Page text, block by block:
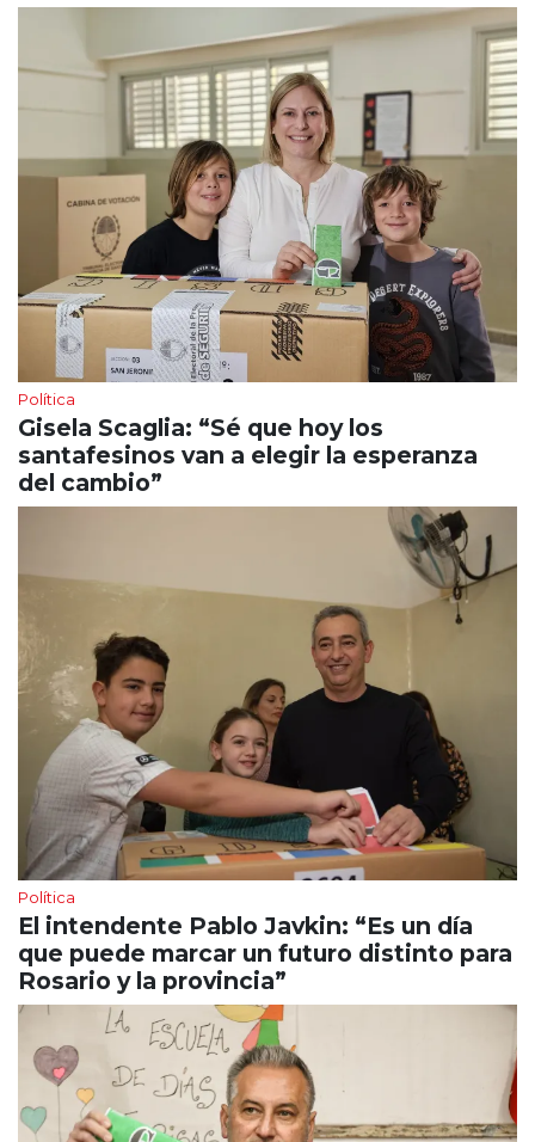
Política
Gisela Scaglia: “Sé que hoy los
santafesinos van a elegir la esperanza
del cambio”
Política
El intendente Pablo Javkin: “Es un día
que puede marcar un futuro distinto para
Rosario y la provincia”